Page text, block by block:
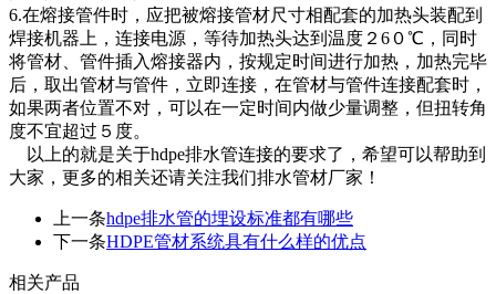
6.在熔接管件时，应把被熔接管材尺寸相配套的加热头装配到
焊接机器上，连接电源，等待加热头达到温度２6０℃，同时
将管材、管件插入熔接器内，按规定时间进行加热，加热完毕
后，取出管材与管件，立即连接，在管材与管件连接配套时，
如果两者位置不对，可以在一定时间内做少量调整，但扭转角
度不宜超过５度。
以上的就是关于hdpe排水管连接的要求了，希望可以帮助到
大家，更多的相关还请关注我们排水管材厂家！
上一条hdpe排水管的埋设标准都有哪些
下一条HDPE管材系统具有什么样的优点
相关产品